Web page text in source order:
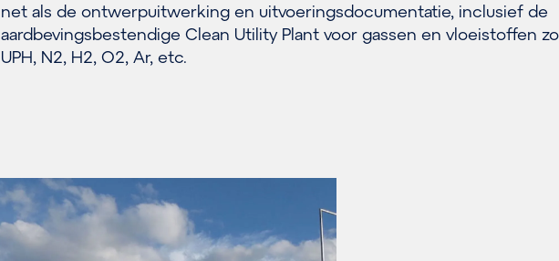
net als de ontwerpuitwerking en uitvoeringsdocumentatie, inclusief de
aardbevingsbestendige Clean Utility Plant voor gassen en vloeistoffen
UPH, N2, H2, O2, Ar, etc.